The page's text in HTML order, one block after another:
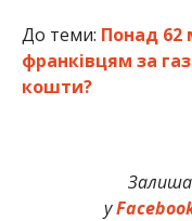
До теми: Понад 62
франківцям за
кошти?
у